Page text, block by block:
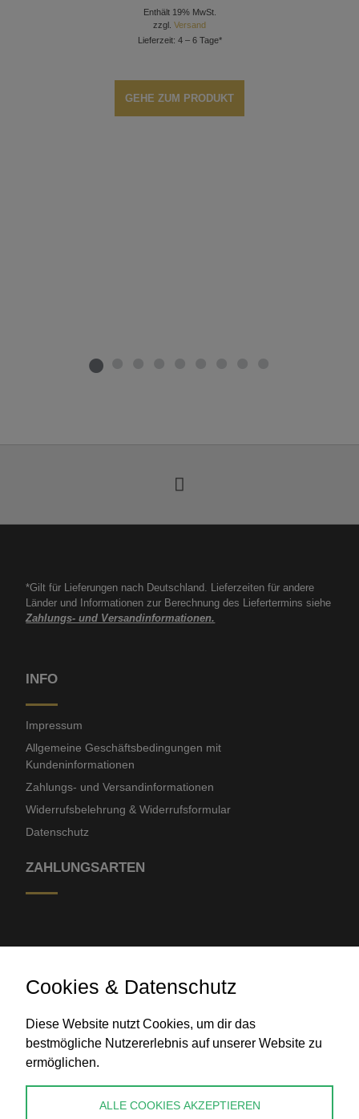
Enthält 19% MwSt.
zzgl.Versand
Lieferzeit: 4 – 6 Tage*
GEHE ZUM PRODUKT
*Gilt für Lieferungen nach Deutschland. Lieferzeiten für andere
Länder und Informationen zur Berechnung des Liefertermins siehe
Zahlungs- und Versandinformationen.
INFO
Impressum
Allgemeine Geschäftsbedingungen mit
Kundeninformationen
Zahlungs- und Versandinformationen
Widerrufsbelehrung & Widerrufsformular
Datenschutz
ZAHLUNGSARTEN
Banküberweisung
Cookies & Datenschutz
Diese Website nutzt Cookies, um dir das
bestmögliche Nutzererlebnis auf unserer Website zu
ermöglichen.
ALLE COOKIES AKZEPTIEREN